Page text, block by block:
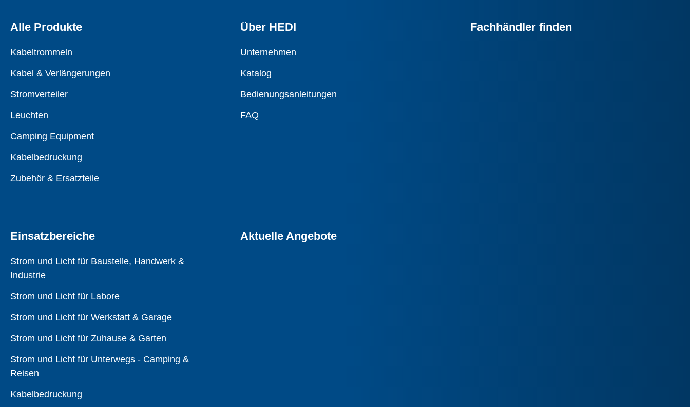
Alle Produkte
Kabeltrommeln
Kabel & Verlängerungen
Stromverteiler
Leuchten
Camping Equipment
Kabelbedruckung
Zubehör & Ersatzteile
Über HEDI
Unternehmen
Katalog
Bedienungsanleitungen
FAQ
Fachhändler finden
Einsatzbereiche
Strom und Licht für Baustelle, Handwerk &
Industrie
Strom und Licht für Labore
Strom und Licht für Werkstatt & Garage
Strom und Licht für Zuhause & Garten
Strom und Licht für Unterwegs - Camping &
Reisen
Kabelbedruckung
Aktuelle Angebote